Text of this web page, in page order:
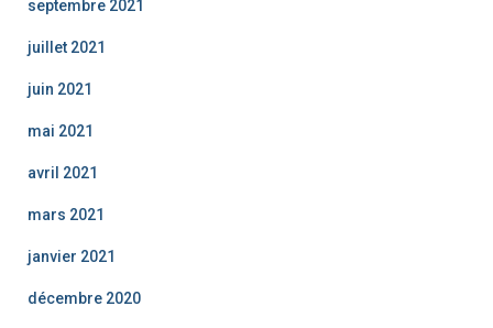
septembre 2021
juillet 2021
juin 2021
mai 2021
avril 2021
mars 2021
janvier 2021
décembre 2020